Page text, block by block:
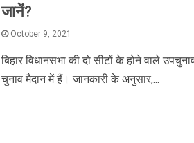
जानें?
October 9, 2021
बिहार विधानसभा की दो सीटों के होने वाले
चुनाव मैदान में हैं। जानकारी के अनुसार,...